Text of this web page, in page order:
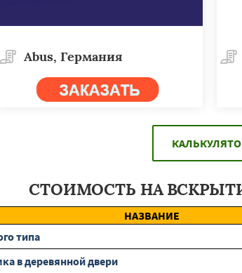
Abus, Германия
СТОИМОСТЬ НА
НАЗВАНИЕ
типа
в деревянной двери